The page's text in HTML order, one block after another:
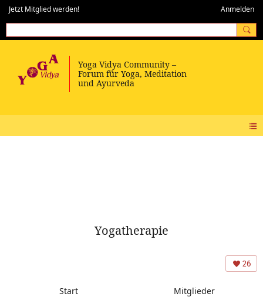
Jetzt Mitglied werden! Anmelden
Yogatherapie
26
Start Mitglieder